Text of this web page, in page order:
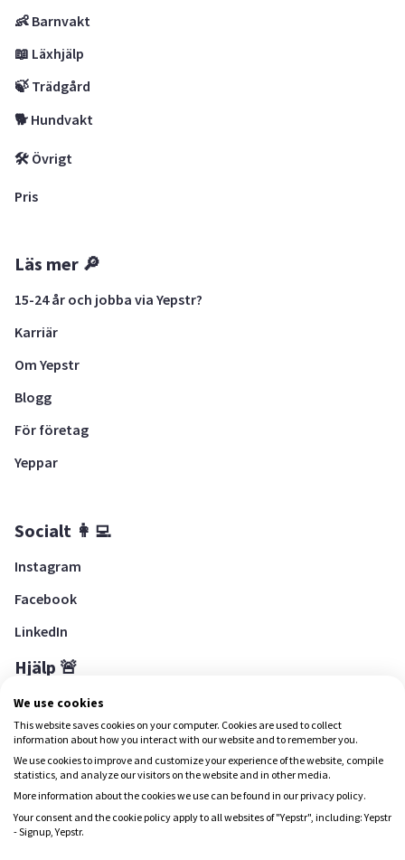
👶 Barnvakt
📖 Läxhjälp
🍃 Trädgård
🐕 Hundvakt
🛠 Övrigt
Pris
Läs mer 🔎
15-24 år och jobba via Yepstr?
Karriär
Om Yepstr
Blogg
För företag
Yeppar
Socialt 👩‍💻
Instagram
Facebook
LinkedIn
Hjälp 🚨
Hjälpcenter
Ladda ned Yepstr
Ladda ned Yepstr
We use cookies
This website saves cookies on your computer. Cookies are used to collect
information about how you interact with our website and to remember you.
We use cookies to improve and customize your experience of the website, compile
statistics, and analyze our visitors on the website and in other media.
More information about the cookies we use can be found in our privacy policy.
Your consent and the cookie policy apply to all websites of "Yepstr", including: Yepstr
- Signup, Yepstr.